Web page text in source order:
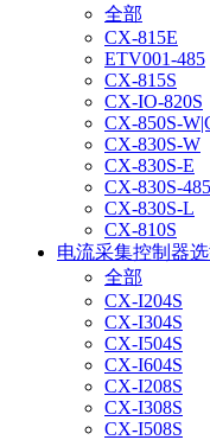
全部
CX-815E
ETV001-485
CX-815S
CX-IO-820S
CX-850S-
CX-830S-W
CX-830S-E
CX-830S-485
CX-830S-L
CX-810S
电流采集控制器
全部
CX-I204S
CX-I304S
CX-I504S
CX-I604S
CX-I208S
CX-I308S
CX-I508S